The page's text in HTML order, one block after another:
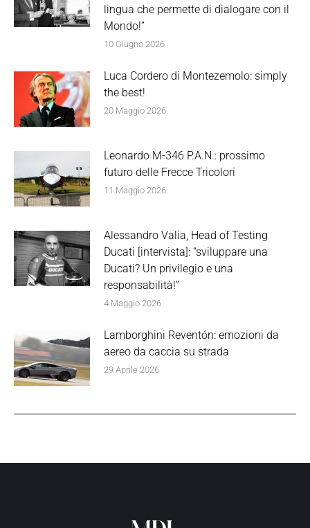
lingua che permette di dialogare con il
Mondo!”
10 Giugno 2026
Luca Cordero di Montezemolo: simply
the best!
20 Maggio 2026
Leonardo M-346 P.A.N.: prossimo
futuro delle Frecce Tricolori
11 Maggio 2026
Alessandro Valia, Head of Testing
Ducati [intervista]: “sviluppare una
Ducati? Un privilegio e una
responsabilità!”
4 Maggio 2026
Lamborghini Reventón: emozioni da
aereo da caccia su strada
29 Aprile 2026